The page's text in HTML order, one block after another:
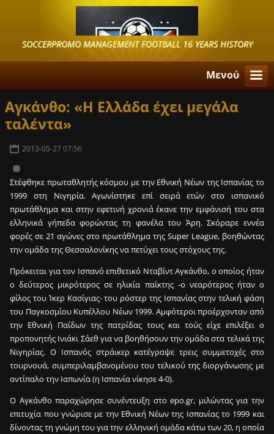
SOCCERPROMO MANAGEMENT FOOTBALL 16 YEARS HISTORY
Μενού
Αγκάνθο: «Η Ελλάδα έχει μεγάλα
ταλέντα»
2013-05-27 07:56
Στέφθηκε πρωταθλητής κόσμου με την Εθνική Νέων της Ισπανίας το
1999 στη Νιγηρία. Αγωνίστηκε επί σειρά ετών στο ισπανικό
πρωτάθλημα και στην εφετινή χρονιά έκανε την εμφάνισή του στα
ελληνικά γήπεδα φορώντας τη φανέλα του Άρη. Σκόραρε εννέα
φορές σε 21 αγώνες στο πρωτάθλημα της Super League, βοηθώντας
την ομάδα της Θεσσαλονίκης να πετύχει τους στόχους της.
Πρόκειται για τον Ισπανό επιθετικό Νταβίντ Αγκάνθο, ο οποίος ήταν
ο δεύτερος μικρότερος σε ηλικία παίκτης -ο νεαρότερος ήταν ο
φίλος του Ίκερ Κασίγιας- του ρόστερ της Ισπανίας στην τελική φάση
του Παγκοσμίου Κυπέλλου Νέων 1999. Αμφότεροι προέρχονταν από
την Εθνική Παίδων της πατρίδας τους και τούς είχε επιλέξει ο
προπονητής Ινιάκι Σάεθ για να βοηθήσουν την ομάδα στα τελικά της
Νιγηρίας. Ο Ισπανός στράικερ κατέγραψε τρεις συμμετοχές στο
τουρνουά, συμπεριλαμβανομένου του τελικού της διοργάνωσης με
αντίπαλο την Ιαπωνία (η Ισπανία νίκησε 4-0).
Ο Αγκάνθο παραχώρησε συνέντευξη στο epo.gr, μιλώντας για την
επιτυχία που γνώρισε με την Εθνική Νέων της Ισπανίας το 1999 και
δίνοντας τη γνώμη του για την ελληνική ομάδα κάτω των 20, η οποία